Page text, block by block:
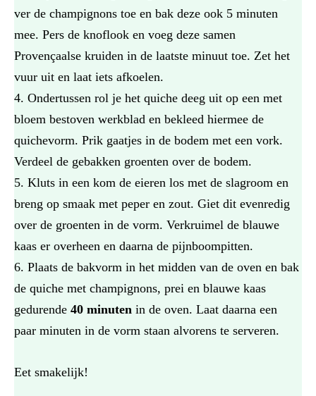
ver de champignons toe en bak deze ook 5 minuten
mee. Pers de knoflook en voeg deze samen
Provençaalse kruiden in de laatste minuut toe. Zet het
vuur uit en laat iets afkoelen.
Ondertussen rol je het quiche deeg uit op een met
bloem bestoven werkblad en bekleed hiermee de
quichevorm. Prik gaatjes in de bodem met een vork.
Verdeel de gebakken groenten over de bodem.
Kluts in een kom de eieren los met de slagroom en
breng op smaak met peper en zout. Giet dit evenredig
over de groenten in de vorm. Verkruimel de blauwe
kaas er overheen en daarna de pijnboompitten.
Plaats de bakvorm in het midden van de oven en bak
de quiche met champignons, prei en blauwe kaas
gedurende 40 minuten in de oven. Laat daarna een
paar minuten in de vorm staan alvorens te serveren.
Eet smakelijk!